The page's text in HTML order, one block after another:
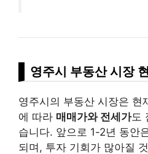
영주시 부동산 시장
영주시의 부동산 시장은 현
에 따라 매매가와 전세가도
습니다. 앞으로 1-2년 동안
되며, 투자 기회가 많아질